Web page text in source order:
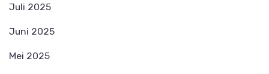
Juli 2025
Juni 2025
Mei 2025